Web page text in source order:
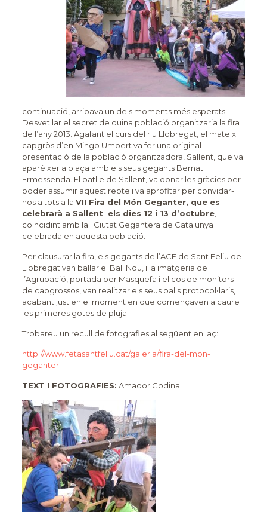
continuació, arribava un dels moments més esperats.
Desvetllar el secret de quina població organitzaria la fira
de l’any 2013. Agafant el curs del riu Llobregat, el mateix
capgròs d’en Mingo Umbert va fer una original
presentació de la població organitzadora, Sallent, que va
aparèixer a plaça amb els seus gegants Bernat i
Ermessenda. El batlle de Sallent, va donar les gràcies per
poder assumir aquest repte i va aprofitar per convidar-
nos a tots a la VII Fira del Món Geganter, que es
celebrarà a Sallent els dies 12 i 13 d’octubre,
coincidint amb la I Ciutat Gegantera de Catalunya
celebrada en aquesta població.
Per clausurar la fira, els gegants de l’ACF de Sant Feliu de
Llobregat van ballar el Ball Nou, i la imatgeria de
l’Agrupació, portada per Masquefa i el cos de monitors
de capgrossos, van realitzar els seus balls protocol•laris,
acabant just en el moment en que començaven a caure
les primeres gotes de pluja.
Trobareu un recull de fotografies al següent enllaç:
http://www.fetasantfeliu.cat/galeria/fira-del-mon-
geganter
TEXT I FOTOGRAFIES: Amador Codina